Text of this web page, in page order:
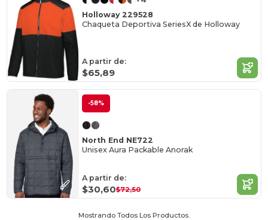
Holloway 229528
Chaqueta Deportiva SeriesX de Holloway
A partir de:
$65,89
-58%
North End NE722
Unisex Aura Packable Anorak
A partir de:
$30,60$72,50
Mostrando Todos Los Productos.